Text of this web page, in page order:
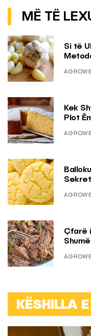
MË TË
Si të
Kek
Plot
Çfarë
KËSHILLA